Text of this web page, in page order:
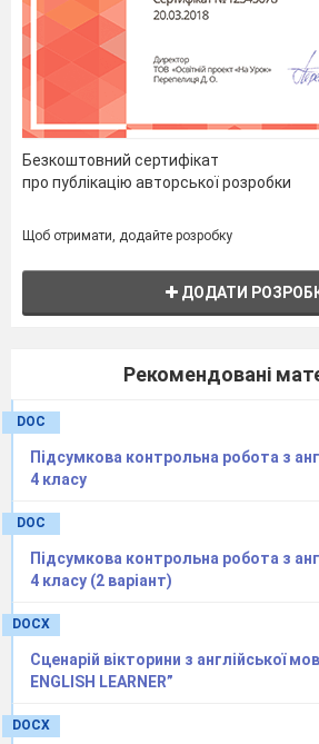
Безкоштовний сертифікат
про публікацію авторської розробки
Щоб отримати, додайте розробку
ДОДАТИ
Рекомендовані
DOC
Підсумкова контрольна робота з
4 класу
DOC
Підсумкова контрольна робота з
4 класу (2 варіант)
DOCX
Сценарій вікторини з англійської
ENGLISH LEARNER”
DOCX